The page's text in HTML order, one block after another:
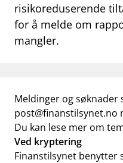
risikoreduserende
for å melde om
mangler.
Meldinger og søknader
post@finanstilsynet.no
Du kan lese mer om
Ved kryptering
Finanstilsynet benytter